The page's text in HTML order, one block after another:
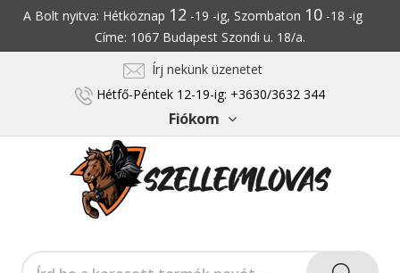
A Bolt nyitva: Hétköznap 12 -19 -ig, Szombaton 10-18 -ig
Címe: 1067 Budapest Szondi u. 18/a.
Írj nekünk üzenetet
Hétfő-Péntek 12-19-ig: +3630/3632 344
Fiókom